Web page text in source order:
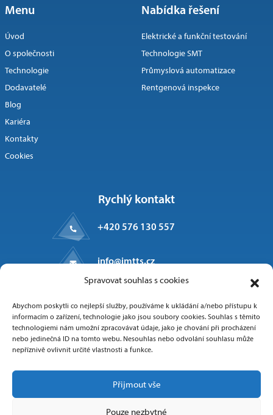
Spravovat souhlas s cookies
Abychom poskytli co nejlepší služby, používáme k ukládání a/nebo přístupu k
informacím o zařízení, technologie jako jsou soubory cookies. Souhlas s těmito
technologiemi nám umožní zpracovávat údaje, jako je chování při procházení
nebo jedinečná ID na tomto webu. Nesouhlas nebo odvolání souhlasu může
nepříznivě ovlivnit určité vlastnosti a funkce.
Přijmout vše
Pouze nezbytné
Menu
Úvod
O společnosti
Technologie
Dodavatelé
Blog
Kariéra
Kontakty
Cookies
Nabídka řešení
Elektrické a funkční testování
Technologie SMT
Průmyslová automatizace
Rentgenová inspekce
Rychlý kontakt
+420 576 130 557
info@imtts.cz
Valašské Meziříčí, 757 01
Sledujte nás